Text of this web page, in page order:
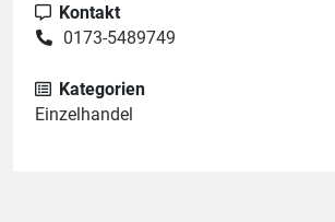
Kontakt
0173-5489749
Kategorien
Einzelhandel